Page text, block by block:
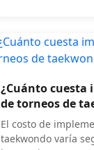
¿Cuánto cuesta
de torneos de
El costo de
taekwondo varía